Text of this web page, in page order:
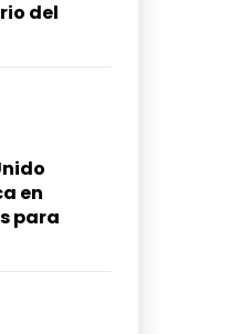
del
en
para